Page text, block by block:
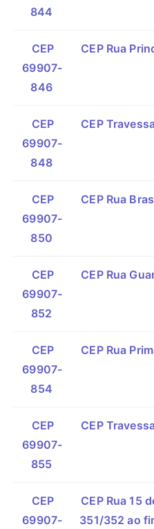
844
CEP
69907-
846
CEP Rua
CEP
69907-
848
CEP
CEP
69907-
850
CEP Rua
CEP
69907-
852
CEP Rua
CEP
69907-
854
CEP Rua
CEP
69907-
855
CEP
CEP
69907-
CEP Rua 15
351/352 ao